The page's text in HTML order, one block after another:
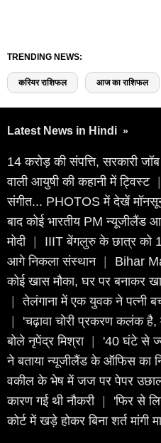
TRENDING NEWS:
करियर राशिफल आज का राशिफल
Latest News in Hindi »
14 करोड़ की संपत्ति, सरकारी
वाली आयुषी की कहानी में ट्विस्ट |
संगीत... PHOTOS में देखें
बाद कोई भारतीय PM न्यूजीलैंड
मोदी |
IIIT बेंगलुरु के छात्र को
आगे निकला संस्थान |
Bihar
कोई खास मौका, घर पर बनाकर
|
तेलंगाना में एक युवक ने पत्नी
|
'चढ़ावा चोरी प्रकरण कलंक है,
बोले नृपेंद्र मिश्रा |
'40 घंटे से
ने बताया न्यूजीलैंड के ऑफिस का
वकील के भेष में जज पर पेपर
कारण गई थी नौकरी |
'फिर से
कोर्ट में खड़े होकर बिना शर्त मांगी